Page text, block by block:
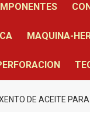
MAQUINA-
DE ACEITE